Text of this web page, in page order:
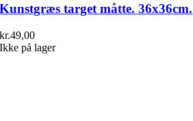
Kunstgræs target måtte. 36x36cm.
kr.49,00
Ikke på lager